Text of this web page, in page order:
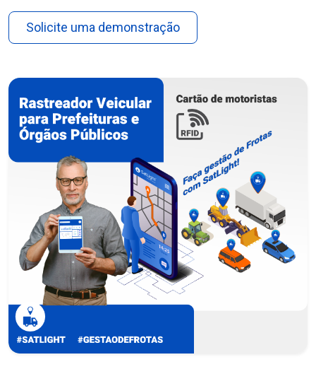
Solicite uma demonstração